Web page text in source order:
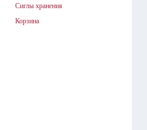
Сиглы хранения
Корзина